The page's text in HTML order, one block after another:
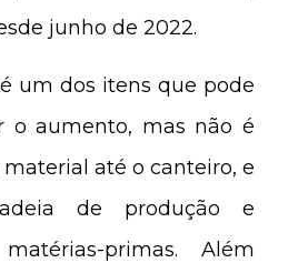
junho de 2022.
um dos itens que pode
o aumento, mas não é
até o canteiro, e
de produção e
primas. Além